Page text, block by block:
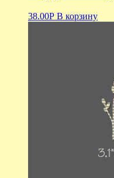
38.00Р В корзину